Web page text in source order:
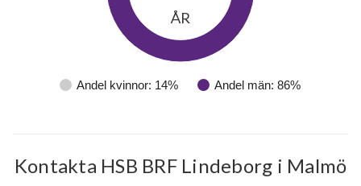
Andel kvinnor: 14% Andel män: 86%
ÅR
Kontakta HSB BRF Lindeborg i Malmö